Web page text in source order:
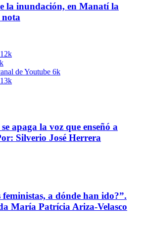
la inundación, en Manatí la
nota
12k
de Youtube 6k
13k
apaga la voz que enseñó a
Silverio José Herrera
feministas, a dónde han ido?”.
María Patrícia Ariza-Velasco